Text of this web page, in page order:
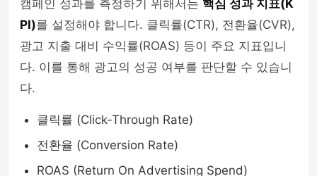
캠페인 성과를 측정하기 위해서는 핵심 성과 지표(K
PI)를 설정해야 합니다. 클릭률(CTR), 전환율(CVR),
광고 지출 대비 수익률(ROAS) 등이 주요 지표입니
다. 이를 통해 광고의 성공 여부를 판단할 수 있습니
다.
클릭률 (Click-Through Rate)
전환율 (Conversion Rate)
ROAS (Return On Advertising Spend)